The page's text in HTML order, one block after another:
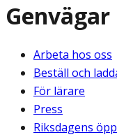
Genvägar
Arbeta hos oss
Beställ och
För lärare
Press
Riksdagens